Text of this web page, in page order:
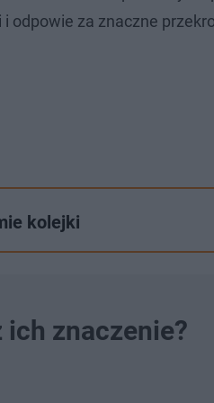
odpowie za znaczne
kolejki
znaczenie?